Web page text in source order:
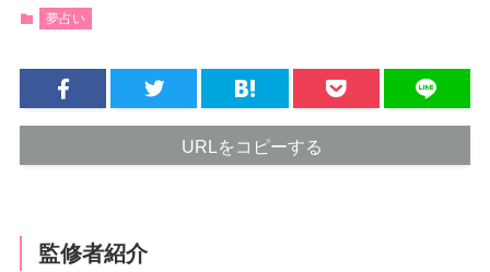
夢占い
URLをコピーする
監修者紹介